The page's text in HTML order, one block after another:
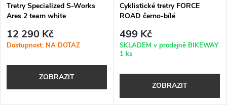
Tretry Specialized S-Works
Ares 2 team white
12 290 Kč
Dostupnost: NA DOTAZ
ZOBRAZIT
Cyklistické tretry FORCE
ROAD černo-bílé
499 Kč
SKLADEM v prodejně BIKEWAY
1 ks
ZOBRAZIT